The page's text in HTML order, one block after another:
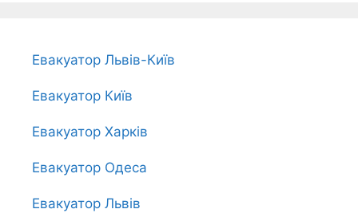
Евакуатор Львів-Київ
Евакуатор Київ
Евакуатор Харків
Евакуатор Одеса
Евакуатор Львів